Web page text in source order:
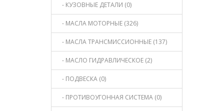
- КУЗОВНЫЕ ДЕТАЛИ (0)
- МАСЛА МОТОРНЫЕ (326)
- МАСЛА ТРАНСМИССИОННЫЕ (137)
- МАСЛО ГИДРАВЛИЧЕСКОЕ (2)
- ПОДВЕСКА (0)
- ПРОТИВОУГОННАЯ СИСТЕМА (0)